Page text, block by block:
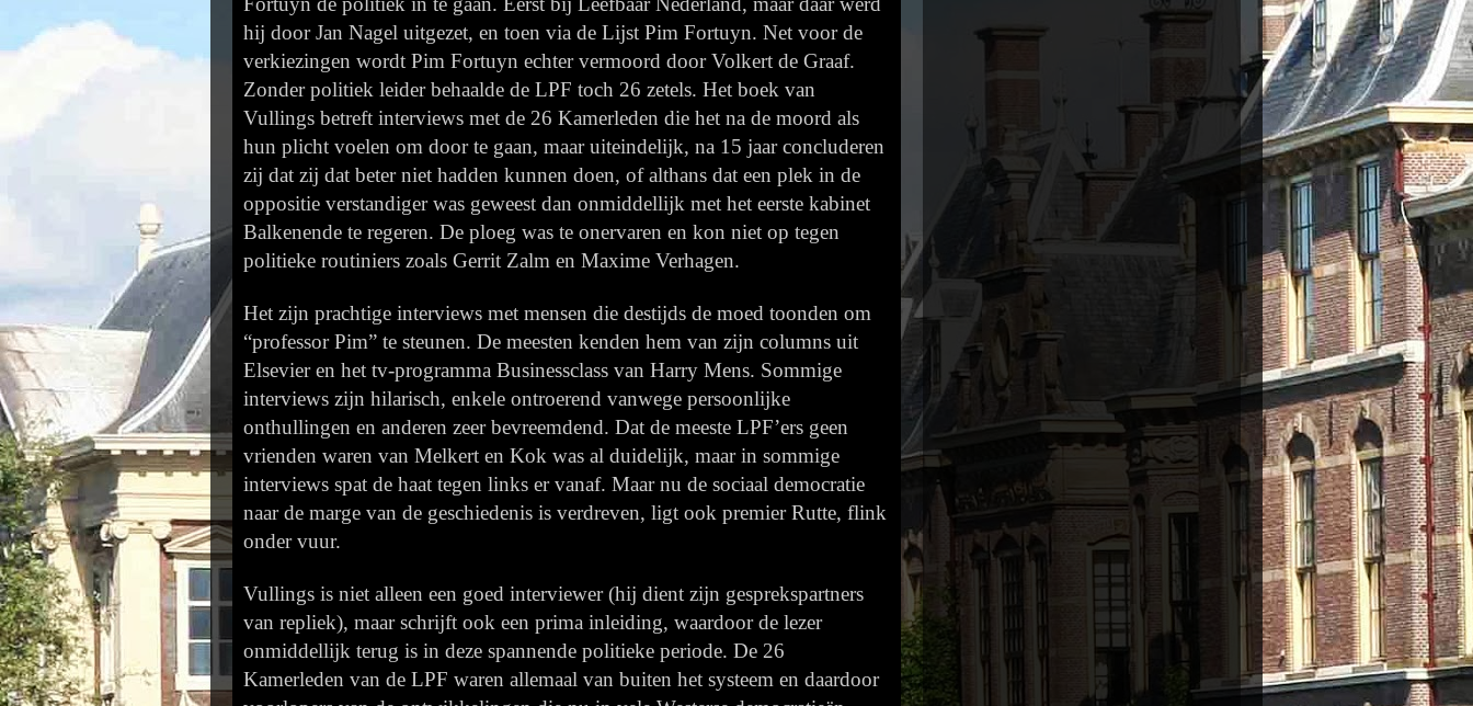
hij door Jan Nagel uitgezet, en toen via de Lijst Pim Fortuyn. Net voor de
verkiezingen wordt Pim Fortuyn echter vermoord door Volkert de Graaf.
Zonder politiek leider behaalde de LPF toch 26 zetels. Het boek van
Vullings betreft interviews met de 26 Kamerleden die het na de moord als
hun plicht voelen om door te gaan, maar uiteindelijk, na 15 jaar concluderen
zij dat zij dat beter niet hadden kunnen doen, of althans dat een plek in de
oppositie verstandiger was geweest dan onmiddellijk met het eerste kabinet
Balkenende te regeren. De ploeg was te onervaren en kon niet op tegen
politieke routiniers zoals Gerrit Zalm en Maxime Verhagen.
Het zijn prachtige interviews met mensen die destijds de moed toonden om
“professor Pim” te steunen. De meesten kenden hem van zijn columns uit
Elsevier en het tv-programma Businessclass van Harry Mens. Sommige
interviews zijn hilarisch, enkele ontroerend vanwege persoonlijke
onthullingen en anderen zeer bevreemdend. Dat de meeste LPF’ers geen
vrienden waren van Melkert en Kok was al duidelijk, maar in sommige
interviews spat de haat tegen links er vanaf. Maar nu de sociaal democratie
naar de marge van de geschiedenis is verdreven, ligt ook premier Rutte, flink
onder vuur.
Vullings is niet alleen een goed interviewer (hij dient zijn gesprekspartners
van repliek), maar schrijft ook een prima inleiding, waardoor de lezer
onmiddellijk terug is in deze spannende politieke periode. De 26
Kamerleden van de LPF waren allemaal van buiten het systeem en daardoor